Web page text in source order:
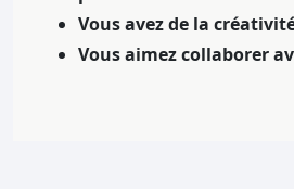
Vous avez de la
Vous aimez collaborer